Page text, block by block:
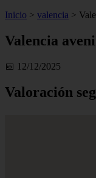
Inicio > valencia >
Valencia
📅 12/12/2025
Valoración